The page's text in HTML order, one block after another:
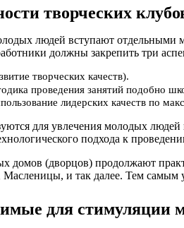
творческих
людей вступают отдельными
должны закрепить три
творческих качеств).
проведения занятий подобно
лидерских качеств по
для увлечения молодых
подхода к
домов (дворцов) продолжают
и так далее. Тем самым
для стимуляции